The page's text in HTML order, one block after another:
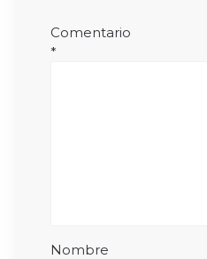
Comentario
*
Nombre